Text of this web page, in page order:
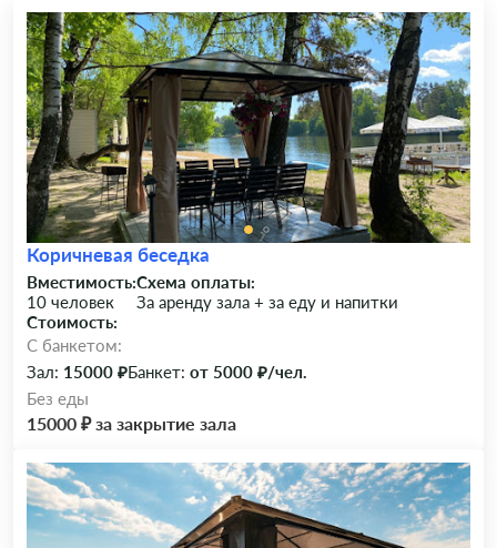
Коричневая беседка
Вместимость:
10 человек
Схема оплаты:
За аренду зала + за еду и напитки
Стоимость:
C банкетом:
Зал: 15000 ₽Банкет: от 5000 ₽/чел.
Без еды
15000 ₽ за закрытие зала